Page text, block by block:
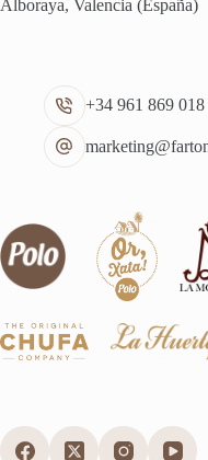
Alboraya, Valencia (España)
+34 961 869 018